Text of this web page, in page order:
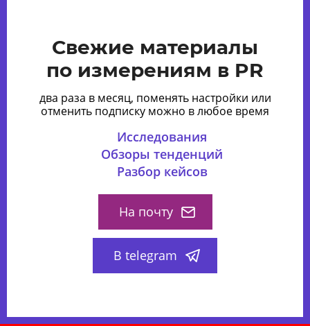
Свежие материалы
по измерениям в PR
два раза в месяц, поменять настройки или
отменить подписку можно в любое время
Исследования
Обзоры тенденций
Разбор кейсов
На почту
В telegram